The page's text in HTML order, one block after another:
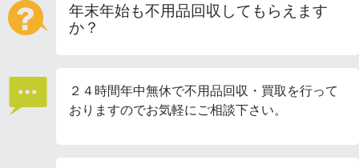
年末年始も不用品回収してもらえます
か？
２４時間年中無休で不用品回収・買取を行って
おりますのでお気軽にご相談下さい。